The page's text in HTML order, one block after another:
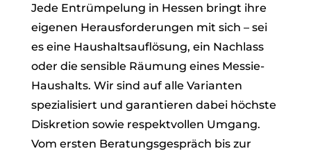
Jede Entrümpelung in Hessen bringt ihre
eigenen Herausforderungen mit sich – sei
es eine Haushaltsauflösung, ein Nachlass
oder die sensible Räumung eines Messie-
Haushalts. Wir sind auf alle Varianten
spezialisiert und garantieren dabei höchste
Diskretion sowie respektvollen Umgang.
Vom ersten Beratungsgespräch bis zur